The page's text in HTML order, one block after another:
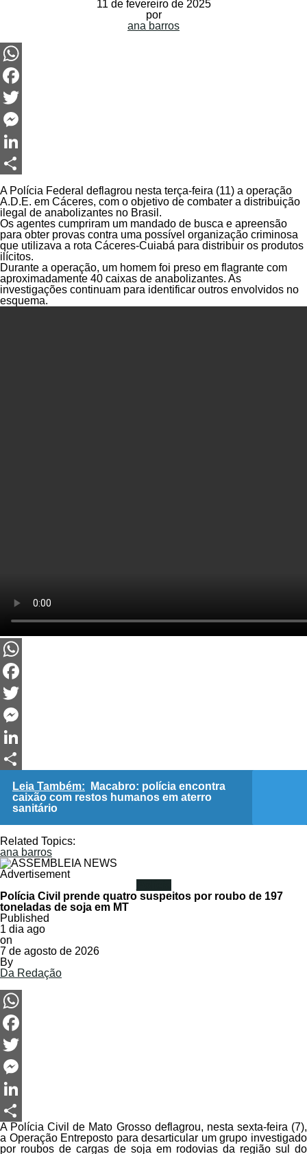
11 de fevereiro de 2025
por
ana barros
WhatsApp
Facebook
Twitter
Messenger
LinkedIn
Share
A Polícia Federal deflagrou nesta terça-feira (11) a operação
A.D.E. em Cáceres, com o objetivo de combater a distribuição
ilegal de anabolizantes no Brasil.
Os agentes cumpriram um mandado de busca e apreensão
para obter provas contra uma possível organização criminosa
que utilizava a rota Cáceres-Cuiabá para distribuir os produtos
ilícitos.
Durante a operação, um homem foi preso em flagrante com
aproximadamente 40 caixas de anabolizantes. As
investigações continuam para identificar outros envolvidos no
esquema.
WhatsApp
Facebook
Twitter
Messenger
LinkedIn
Share
Leia Também:
Macabro: polícia encontra
caixão com restos humanos em aterro
sanitário
Related Topics:
ana barros
Advertisement
Polícia Civil prende quatro suspeitos por roubo de 197
toneladas de soja em MT
Published
1 dia ago
on
7 de agosto de 2026
By
Da Redação
WhatsApp
Facebook
Twitter
Messenger
LinkedIn
Share
A Polícia Civil de Mato Grosso deflagrou, nesta sexta-feira (7),
a Operação Entreposto para desarticular um grupo investigado
por roubos de cargas de soja em rodovias da região sul do